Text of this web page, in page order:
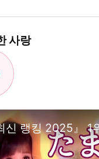
사랑
신 랭킹 2025』 1